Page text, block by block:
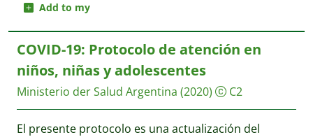
Add to my
COVID-19: Protocolo de atención en
niños, niñas y adolescentes
Ministerio der Salud Argentina (2020) C2
El presente protocolo es una actualización del